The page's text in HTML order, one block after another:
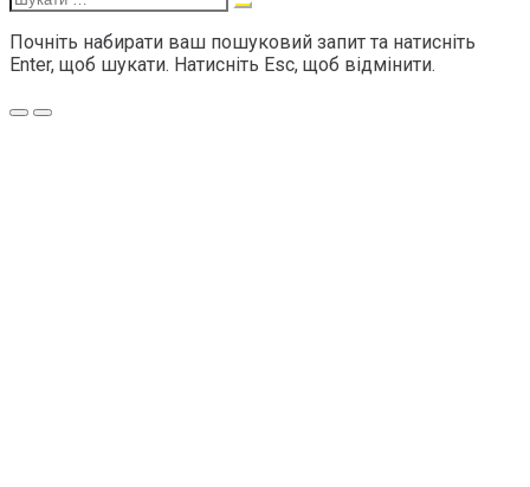
Почніть набирати ваш пошуковий запит та натисніть
Enter, щоб шукати. Натисніть Esc, щоб відмінити.
Меню